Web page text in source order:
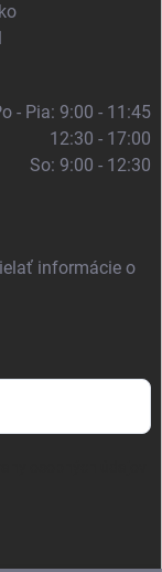
- Pia: 9:00 - 11:45
12:30 - 17:00
So: 9:00 - 12:30
informácie o